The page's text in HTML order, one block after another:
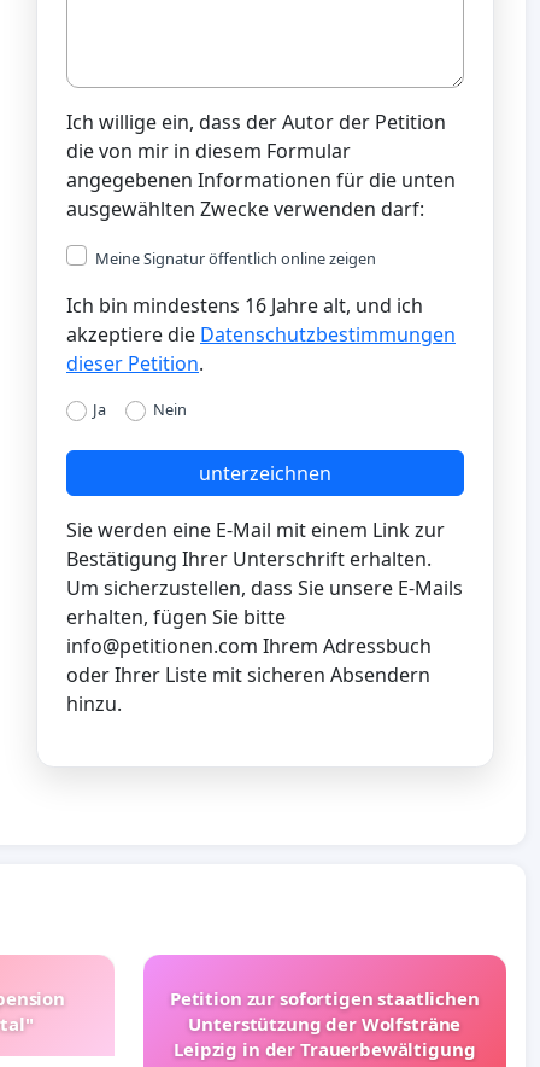
Ich willige ein, dass der Autor der Petition
die von mir in diesem Formular
angegebenen Informationen für die unten
ausgewählten Zwecke verwenden darf:
Meine Signatur öffentlich online zeigen
Ich bin mindestens 16 Jahre alt, und ich
akzeptiere die Datenschutzbestimmungen
dieser Petition.
Ja Nein
unterzeichnen
Sie werden eine E-Mail mit einem Link zur
Bestätigung Ihrer Unterschrift erhalten.
Um sicherzustellen, dass Sie unsere E-Mails
erhalten, fügen Sie bitte
info@petitionen.com Ihrem Adressbuch
oder Ihrer Liste mit sicheren Absendern
hinzu.
Petition zur sofortigen staatlichen
Unterstützung der Wolfsträne
Leipzig in der Trauerbewältigung